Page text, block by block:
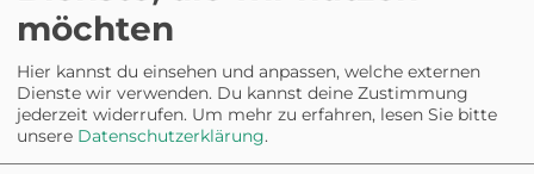
Was gibt es sonst noch in Tripsdrill?
Attraktionen:Bekannte Achterbahnen
wie "Karacho", "Mammut", "Hals-über-
Kopf" und "Volldampf", Wasserbahnen
möchten
Hier kannst du einsehen und anpassen, welche externen
Dienste wir verwenden. Du kannst deine Zustimmung
jederzeit widerrufen. Um mehr zu erfahren, lesen Sie bitte
unsere Datenschutzerklärung.